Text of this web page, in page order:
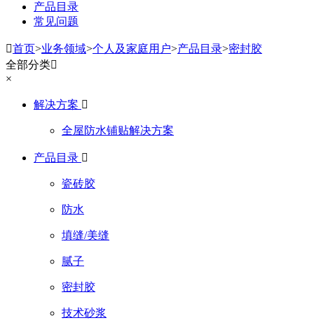
产品目录
常见问题
首页>业务领域>个人及家庭用户>产品目录>密封胶
全部分类
×
解决方案 
全屋防水铺贴解决方案
产品目录 
瓷砖胶
防水
填缝/美缝
腻子
密封胶
技术砂浆